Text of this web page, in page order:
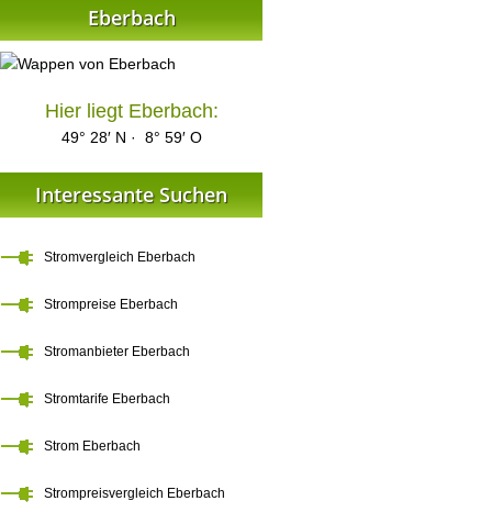
Eberbach
Hier liegt Eberbach:
49° 28′ N · 8° 59′ O
Interessante Suchen
Stromvergleich Eberbach
Strompreise Eberbach
Stromanbieter Eberbach
Stromtarife Eberbach
Strom Eberbach
Strompreisvergleich Eberbach